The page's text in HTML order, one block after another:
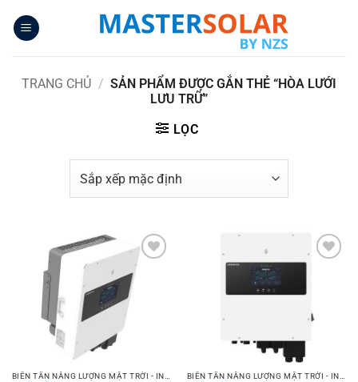
qua
TRANG CHỦ / SẢN PHẨM ĐƯỢC GẮN THẺ “HÒA LƯỚI
LƯU TRỮ”
LỌC